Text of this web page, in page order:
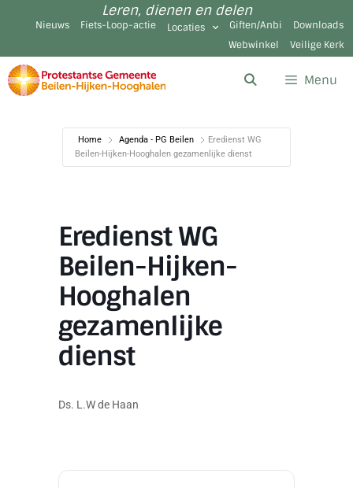
Leren, dienen en delen
Nieuws Fiets-Loop-actie Locaties Giften/Anbi
Downloads
Webwinkel
Veilige Kerk
Menu
Home Agenda - PG Beilen
Eredienst WG
Beilen-Hijken-Hooghalen gezamenlijke dienst
Eredienst WG
Beilen-Hijken-
Hooghalen
gezamenlijke
dienst
Ds. L.W de Haan